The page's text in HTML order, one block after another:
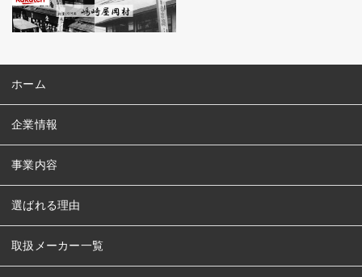
ホーム
企業情報
事業内容
選ばれる理由
取扱メーカー一覧